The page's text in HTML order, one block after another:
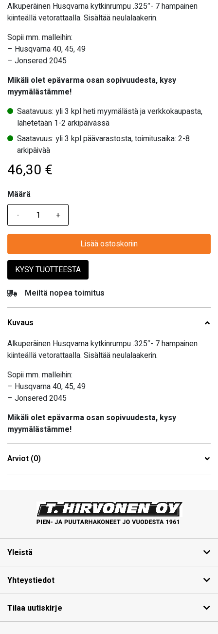
Alkuperäinen Husqvarna kytkinrumpu .325″- 7 hampainen
kiinteällä vetorattaalla. Sisältää neulalaakerin.
Sopii mm. malleihin:
– Husqvarna 40, 45, 49
– Jonsered 2045
Mikäli olet epävarma osan sopivuudesta, kysy
myymälästämme!
Saatavuus: yli 3 kpl heti myymälästä ja verkkokaupasta,
lähetetään 1-2 arkipäivässä
Saatavuus: yli 3 kpl päävarastosta, toimitusaika: 2-8
arkipäivää
46,30 €
Määrä
Määrä
Lisää ostoskoriin
KYSY TUOTTEESTA
Meiltä nopea toimitus
Kuvaus
Alkuperäinen Husqvarna kytkinrumpu .325″- 7 hampainen
kiinteällä vetorattaalla. Sisältää neulalaakerin.
Sopii mm. malleihin:
– Husqvarna 40, 45, 49
– Jonsered 2045
Mikäli olet epävarma osan sopivuudesta, kysy
myymälästämme!
Arviot (0)
Yleistä
Yhteystiedot
Tilaa uutiskirje